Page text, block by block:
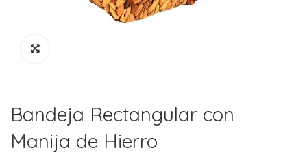
Bandeja Rectangular con
Manija de Hierro